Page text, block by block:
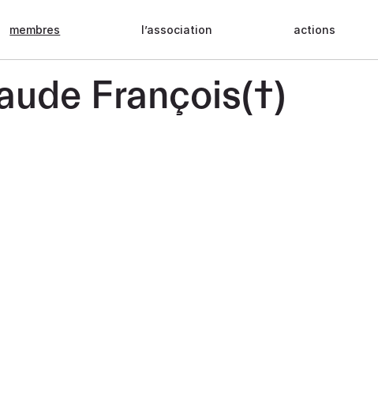
membres l’association actions
François(†)